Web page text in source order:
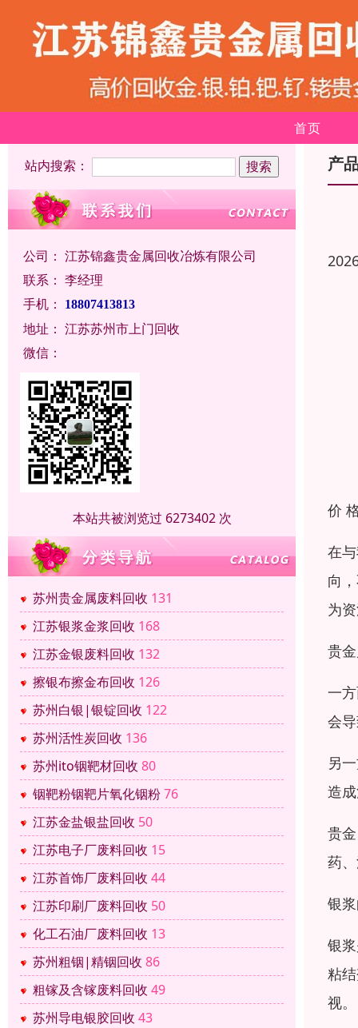
首页
站内搜索：
公司： 江苏锦鑫贵金属回收冶炼有限公司
联系： 李经理
手机：
18807413813
地址： 江苏苏州市上门回收
微信：
本站共被浏览过 6273402 次
苏州贵金属废料回收 131
江苏银浆金浆回收 168
江苏金银废料回收 132
擦银布擦金布回收 126
苏州白银|银锭回收 122
苏州活性炭回收 136
苏州ito铟靶材回收 80
铟靶粉铟靶片氧化铟粉76
江苏金盐银盐回收 50
江苏电子厂废料回收 15
江苏首饰厂废料回收 44
江苏印刷厂废料回收 50
化工石油厂废料回收 13
苏州粗铟|精铟回收 86
粗镓及含镓废料回收 49
苏州导电银胶回收 43
产
价
在
向
为
贵
一
会
另
造
贵
药
银
银
粘
视。